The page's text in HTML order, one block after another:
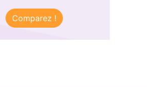
Comparez !